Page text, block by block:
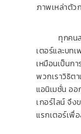
ภาพเหล่าตัว
ทุกคนสา
เตอร์และบท
เหมือนเป็นก
พวกเราวิธิต
แอนิเมชั่น อ
เกอร์ไลน์ จึ
แรกเตอร์เพื่